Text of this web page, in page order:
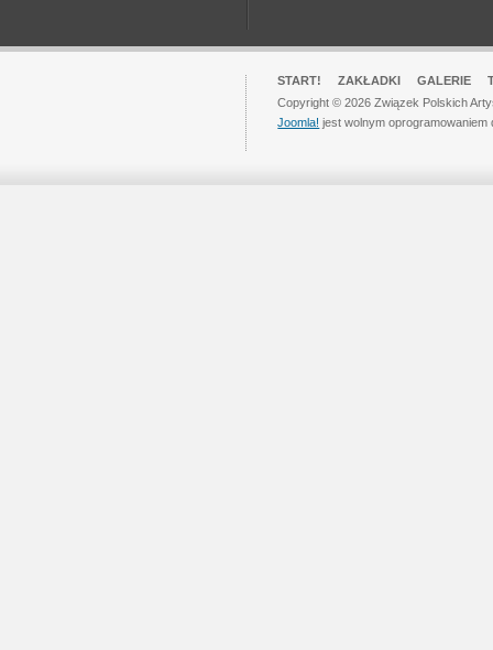
START! ZAKŁADKI GALERIE
Copyright © 2026 Związek Polskich
Joomla! jest wolnym